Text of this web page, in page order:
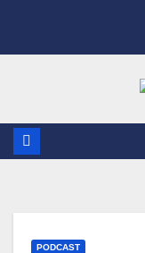
PODCAST